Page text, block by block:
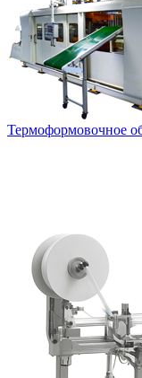
Термоформовочное